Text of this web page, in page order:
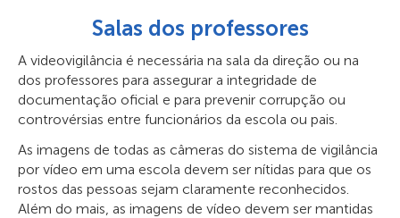
Salas dos professores
A videovigilância é necessária na sala da direção ou na
dos professores para assegurar a integridade de
documentação oficial e para prevenir corrupção ou
controvérsias entre funcionários da escola ou pais.
As imagens de todas as câmeras do sistema de vigilância
por vídeo em uma escola devem ser nítidas para que os
rostos das pessoas sejam claramente reconhecidos.
Além do mais, as imagens de vídeo devem ser mantidas